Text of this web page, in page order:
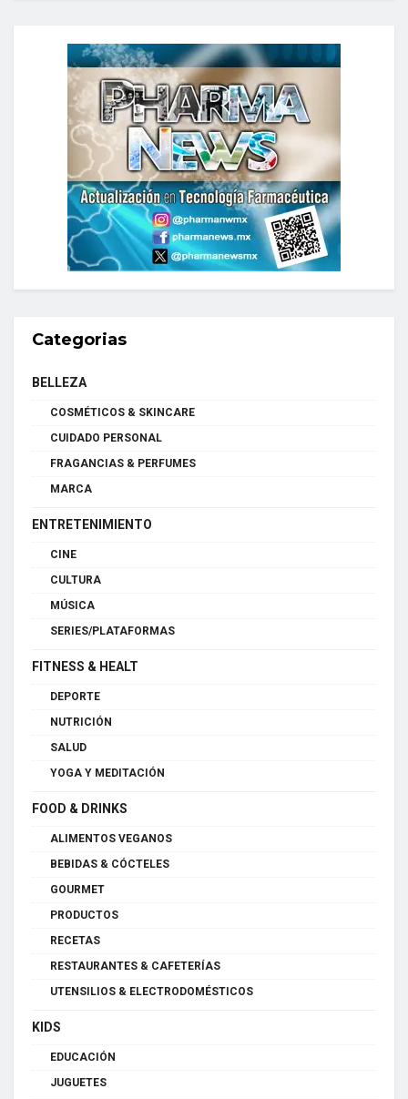
Categorias
BELLEZA
COSMÉTICOS & SKINCARE
CUIDADO PERSONAL
FRAGANCIAS & PERFUMES
MARCA
ENTRETENIMIENTO
CINE
CULTURA
MÚSICA
SERIES/PLATAFORMAS
FITNESS & HEALT
DEPORTE
NUTRICIÓN
SALUD
YOGA Y MEDITACIÓN
FOOD & DRINKS
ALIMENTOS VEGANOS
BEBIDAS & CÓCTELES
GOURMET
PRODUCTOS
RECETAS
RESTAURANTES & CAFETERÍAS
UTENSILIOS & ELECTRODOMÉSTICOS
KIDS
EDUCACIÓN
JUGUETES